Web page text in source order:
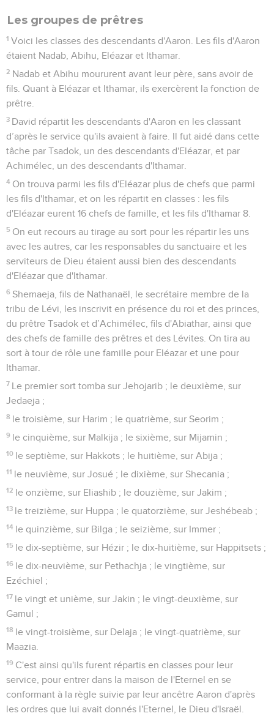
Les groupes de prêtres
1 Voici les classes des descendants d'Aaron. Les fils d'Aaron
étaient Nadab, Abihu, Eléazar et Ithamar.
2 Nadab et Abihu moururent avant leur père, sans avoir de
fils. Quant à Eléazar et Ithamar, ils exercèrent la fonction de
prêtre.
3 David répartit les descendants d'Aaron en les classant
d’après le service qu'ils avaient à faire. Il fut aidé dans cette
tâche par Tsadok, un des descendants d'Eléazar, et par
Achimélec, un des descendants d'Ithamar.
4 On trouva parmi les fils d'Eléazar plus de chefs que parmi
les fils d'Ithamar, et on les répartit en classes : les fils
d'Eléazar eurent 16 chefs de famille, et les fils d'Ithamar 8.
5 On eut recours au tirage au sort pour les répartir les uns
avec les autres, car les responsables du sanctuaire et les
serviteurs de Dieu étaient aussi bien des descendants
d'Eléazar que d'Ithamar.
6 Shemaeja, fils de Nathanaël, le secrétaire membre de la
tribu de Lévi, les inscrivit en présence du roi et des princes,
du prêtre Tsadok et d’Achimélec, fils d'Abiathar, ainsi que
des chefs de famille des prêtres et des Lévites. On tira au
sort à tour de rôle une famille pour Eléazar et une pour
Ithamar.
7 Le premier sort tomba sur Jehojarib ; le deuxième, sur
Jedaeja ;
8 le troisième, sur Harim ; le quatrième, sur Seorim ;
9 le cinquième, sur Malkija ; le sixième, sur Mijamin ;
10 le septième, sur Hakkots ; le huitième, sur Abija ;
11 le neuvième, sur Josué ; le dixième, sur Shecania ;
12 le onzième, sur Eliashib ; le douzième, sur Jakim ;
13 le treizième, sur Huppa ; le quatorzième, sur Jeshébeab ;
14 le quinzième, sur Bilga ; le seizième, sur Immer ;
15 le dix-septième, sur Hézir ; le dix-huitième, sur Happitsets ;
16 le dix-neuvième, sur Pethachja ; le vingtième, sur
Ezéchiel ;
17 le vingt et unième, sur Jakin ; le vingt-deuxième, sur
Gamul ;
18 le vingt-troisième, sur Delaja ; le vingt-quatrième, sur
Maazia.
19 C'est ainsi qu'ils furent répartis en classes pour leur
service, pour entrer dans la maison de l'Eternel en se
conformant à la règle suivie par leur ancêtre Aaron d'après
les ordres que lui avait donnés l'Eternel, le Dieu d'Israël.